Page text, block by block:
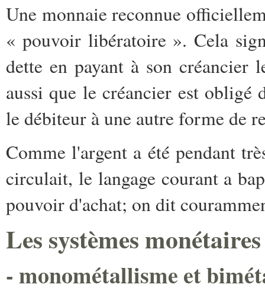
Une monnaie reconnue
« pouvoir libératoire ». Cela
dette en payant à son créancier
aussi que le créancier est obligé
le débiteur à une autre forme de
Comme l'argent a été pendant
circulait, le langage courant a
pouvoir d'achat; on dit
Les systèmes monétaires
- monométallisme et